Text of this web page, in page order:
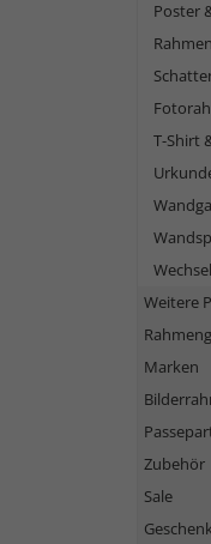
Poster
T-Shirt
Weitere
Marken
Zubehör
Sale